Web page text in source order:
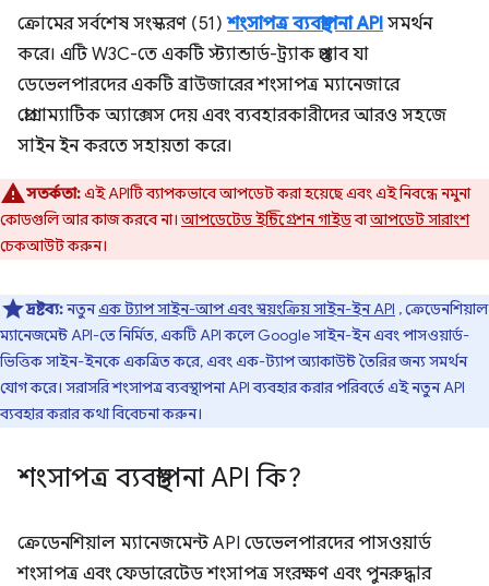
ক্রোমের সর্বশেষ সংস্করণ (51)শংসাপত্র ব্যবস্থাপনা API সমর্থন
করে। এটি W3C-তে একটি স্ট্যান্ডার্ড-ট্র্যাক প্রস্তাব যা
ডেভেলপারদের একটি ব্রাউজারের শংসাপত্র ম্যানেজারে
প্রোগ্রাম্যাটিক অ্যাক্সেস দেয় এবং ব্যবহারকারীদের আরও সহজে
সাইন ইন করতে সহায়তা করে।
সতর্কতা:এই APIটি ব্যাপকভাবে আপডেট করা হয়েছে এবং এই নিবন্ধে নমুনা
কোডগুলি আর কাজ করবে না।আপডেটেড ইন্টিগ্রেশন গাইডবাআপডেট সারাংশ
চেকআউট করুন।
দ্রষ্টব্য:নতুনএক ট্যাপ সাইন-আপ এবং স্বয়ংক্রিয় সাইন-ইন API , ক্রেডেনশিয়াল
ম্যানেজমেন্ট API-তে নির্মিত, একটি API কলে Google সাইন-ইন এবং পাসওয়ার্ড-
ভিত্তিক সাইন-ইনকে একত্রিত করে, এবং এক-ট্যাপ অ্যাকাউন্ট তৈরির জন্য সমর্থন
যোগ করে। সরাসরি শংসাপত্র ব্যবস্থাপনা API ব্যবহার করার পরিবর্তে এই নতুন API
ব্যবহার করার কথা বিবেচনা করুন।
শংসাপত্র ব্যবস্থাপনা API কি?
ক্রেডেনশিয়াল ম্যানেজমেন্ট API ডেভেলপারদের পাসওয়ার্ড
শংসাপত্র এবং ফেডারেটেড শংসাপত্র সংরক্ষণ এবং পুনরুদ্ধার